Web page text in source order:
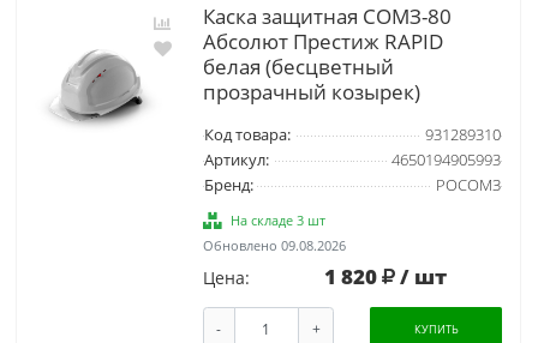
Каска защитная СОМЗ-80
Абсолют Престиж RAPID
белая (бесцветный
прозрачный козырек)
Код товара:
931289310
Артикул:
4650194905993
Бренд:
РОСОМЗ
На складе 3 шт
Обновлено 09.08.2026
Цена: 1 820 / шт
- + КУПИТЬ